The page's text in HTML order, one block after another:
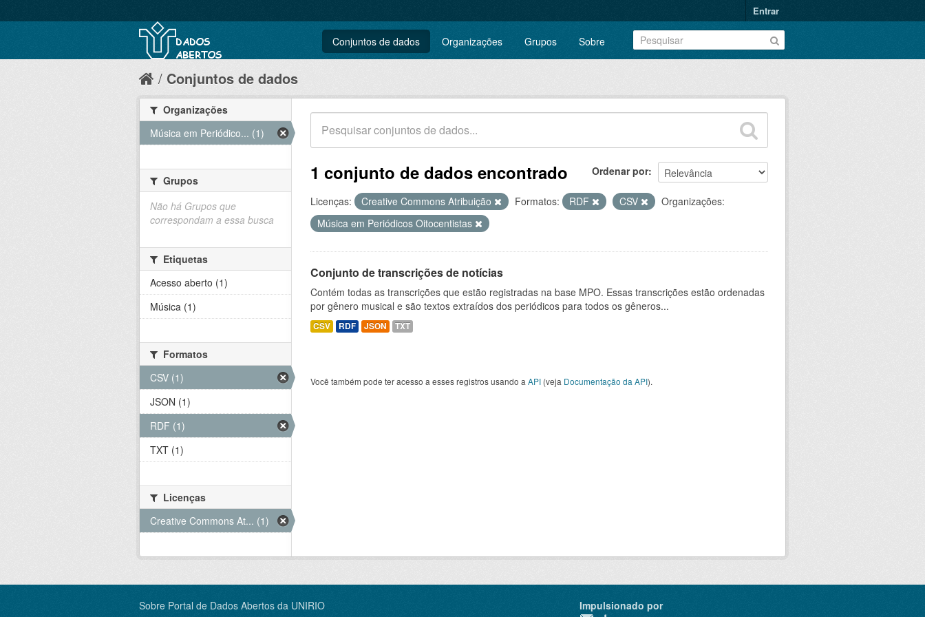
Entrar
Conjuntos de dados Organizações Grupos Sobre
Conjuntos de dados
Ordenar por
1 conjunto de dados encontrado
Licenças: Creative Commons Atribuição Formatos: RDF CSV
Organizações:
Música em Periódicos Oitocentistas
Conjunto de transcrições de notícias
Contém todas as transcrições que estão registradas na base MPO. Essas transcrições estão ordenadas
por gênero musical e são textos extraídos dos periódicos para todos os gêneros...
CSV RDF JSON TXT
Você também pode ter acesso a esses registros usando a API (veja Documentação da API).
Organizações
Música em Periódico... (1)
Grupos
Não há Grupos que
correspondam a essa busca
Etiquetas
Acesso aberto (1)
Música (1)
Formatos
CSV (1)
JSON (1)
RDF (1)
TXT (1)
Licenças
Creative Commons At... (1)
Sobre Portal de Dados Abertos da UNIRIO
Impulsionado por